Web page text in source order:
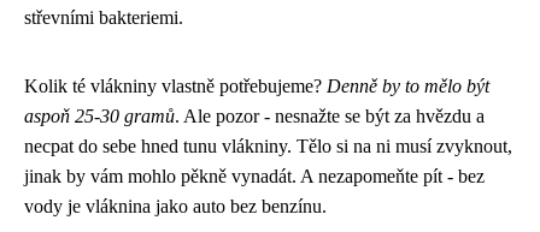
střevními bakteriemi.
Kolik té vlákniny vlastně potřebujeme? Denně by to mělo být
aspoň 25-30 gramů. Ale pozor - nesnažte se být za hvězdu a
necpat do sebe hned tunu vlákniny. Tělo si na ni musí zvyknout,
jinak by vám mohlo pěkně vynadát. A nezapomeňte pít - bez
vody je vláknina jako auto bez benzínu.